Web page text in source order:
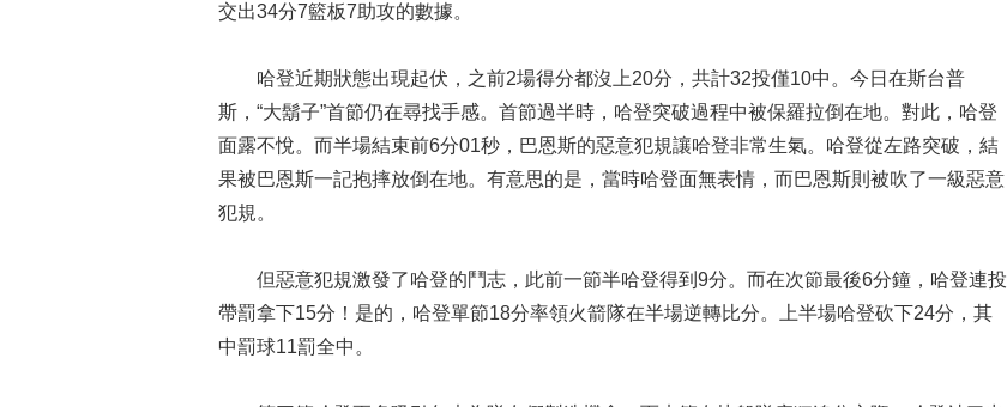
交出34分7籃板7助攻的數據。
哈登近期狀態出現起伏，之前2場得分都沒上20分，共計32投僅10中。今日在斯台普
斯，“大鬍子”首節仍在尋找手感。首節過半時，哈登突破過程中被保羅拉倒在地。對此，哈登
面露不悅。而半場結束前6分01秒，巴恩斯的惡意犯規讓哈登非常生氣。哈登從左路突破，結
果被巴恩斯一記抱摔放倒在地。有意思的是，當時哈登面無表情，而巴恩斯則被吹了一級惡意
犯規。
但惡意犯規激發了哈登的鬥志，此前一節半哈登得到9分。而在次節最後6分鐘，哈登連投
帶罰拿下15分！是的，哈登單節18分率領火箭隊在半場逆轉比分。上半場哈登砍下24分，其
中罰球11罰全中。